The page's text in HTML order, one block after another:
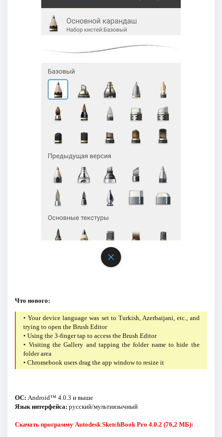
Что нового:
• Your device language was set to Turkish, Azerbaijani, etc., and
trying to open the Brush Editor
• Using the 3-finger tap to access the Brush Editor
• Visiting the Gallery and tapping the folder name to hide the
folder area
• Chromebook users drag the app window to resize it
ОС: Android™ 4.0.3 и выше
Язык интерфейса: русский/мультиязычный
Скачать программу Autodesk SketchBook Pro 4.0.2 (76,2 МБ):